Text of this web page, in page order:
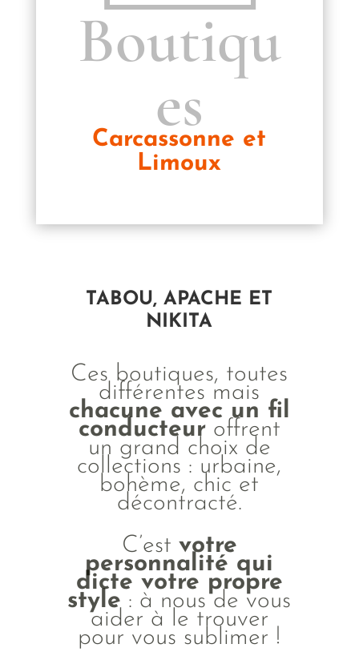
Boutiqu
es
Carcassonne et
Limoux
TABOU, APACHE ET
NIKITA
Ces boutiques, toutes
différentes mais
chacune avec un fil
conducteuroffrent
un grand choix de
collections : urbaine,
bohème, chic et
décontracté.
C’est votre
personnalité qui
dicte votre propre
style: à nous de vous
aider à le trouver
pour vous sublimer !